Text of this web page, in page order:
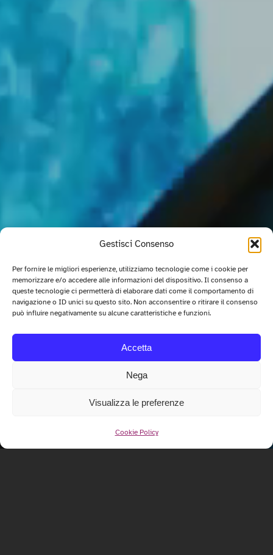
Gestisci Consenso
Per fornire le migliori esperienze, utilizziamo tecnologie come i cookie per
memorizzare e/o accedere alle informazioni del dispositivo. Il consenso a
queste tecnologie ci permetterà di elaborare dati come il comportamento di
navigazione o ID unici su questo sito. Non acconsentire o ritirare il consenso
può influire negativamente su alcune caratteristiche e funzioni.
Accetta
Nega
Visualizza le preferenze
Cookie Policy